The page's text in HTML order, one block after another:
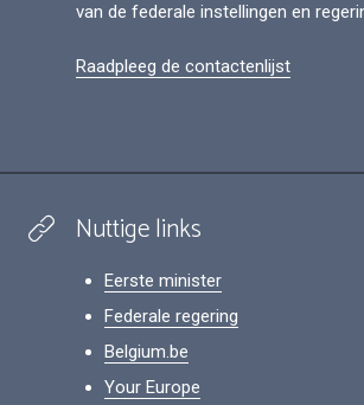
van de federale instellingen en
Raadpleeg de contactenlijst
Nuttige links
Eerste minister
Federale regering
Belgium.be
Your Europe